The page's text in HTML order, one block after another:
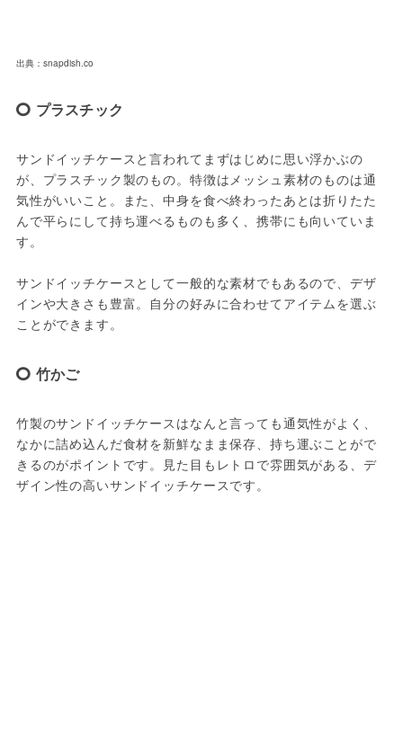
出典：snapdish.co
プラスチック
サンドイッチケースと言われてまずはじめに思い浮かぶの
が、プラスチック製のもの。特徴はメッシュ素材のものは通
気性がいいこと。また、中身を食べ終わったあとは折りたた
んで平らにして持ち運べるものも多く、携帯にも向いていま
す。
サンドイッチケースとして一般的な素材でもあるので、デザ
インや大きさも豊富。自分の好みに合わせてアイテムを選ぶ
ことができます。
竹かご
竹製のサンドイッチケースはなんと言っても通気性がよく、
なかに詰め込んだ食材を新鮮なまま保存、持ち運ぶことがで
きるのがポイントです。見た目もレトロで雰囲気がある、デ
ザイン性の高いサンドイッチケースです。